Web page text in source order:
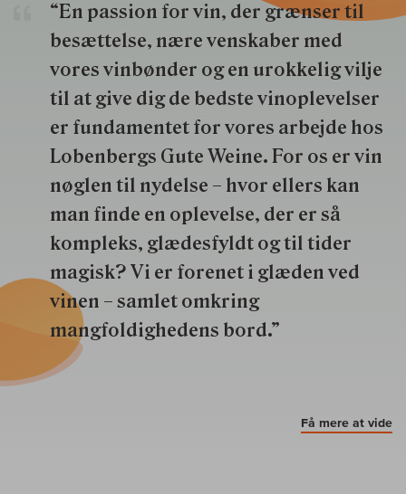
“En passion for vin, der grænser til
besættelse, nære venskaber med
vores vinbønder og en urokkelig vilje
til at give dig de bedste vinoplevelser
er fundamentet for vores arbejde hos
Lobenbergs Gute Weine. For os er vin
nøglen til nydelse – hvor ellers kan
man finde en oplevelse, der er så
kompleks, glædesfyldt og til tider
magisk? Vi er forenet i glæden ved
vinen – samlet omkring
mangfoldighedens bord.”
Få mere at vide